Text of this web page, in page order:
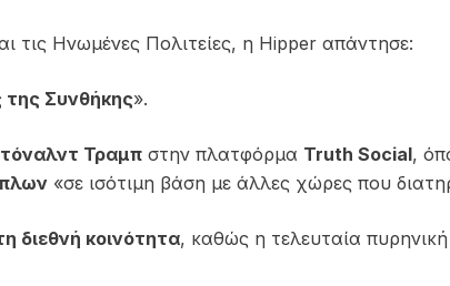
τις Ηνωμένες Πολιτείες, η Hipper απάντησε:
Συνθήκης».
Τραμπ στην πλατφόρμα Truth Social,
«σε ισότιμη βάση με άλλες χώρες που
διεθνή κοινότητα, καθώς η τελευταία